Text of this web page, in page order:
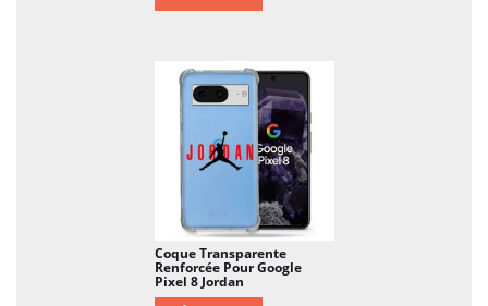
Coque Transparente
Renforcée Pour Google
Pixel 8 Jordan